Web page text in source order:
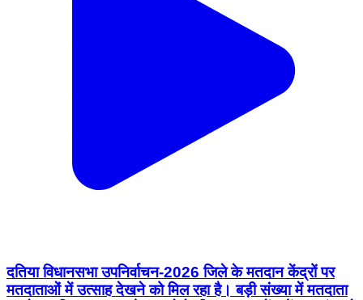
दतिया विधानसभा उपनिर्वाचन-2026 जिले के मतदान केंद्रों पर
मतदाताओं में उत्साह देखने को मिल रहा है। बड़ी संख्या में मतदाता